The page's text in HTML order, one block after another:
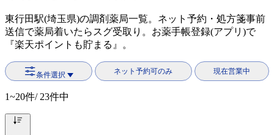
東行田駅(埼玉県)の調剤薬局一覧。ネット予約・処方箋事前
送信で薬局着いたらスグ受取り。お薬手帳登録(アプリ)で
『楽天ポイントも貯まる』。
条件選択 ネット予約可のみ 現在営業中
1~20件/ 23件中